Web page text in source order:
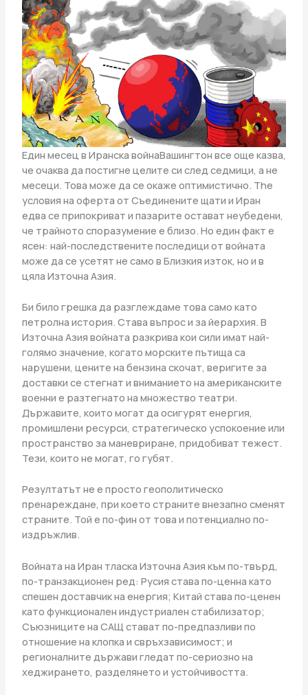
Един месец в Иранска войнаВашингтон все още казва,
че очаква да постигне целите си след седмици, а не
месеци. Това може да се окаже оптимистично. The
условия на оферта от Съединените щати и Иран
едва се припокриват и пазарите остават неубедени,
че трайното споразумение е близо. Но един факт е
ясен: най-последствените последици от войната
може да се усетят не само в Близкия изток, но и в
цяла Източна Азия.
Би било грешка да разглеждаме това само като
петролна история. Става въпрос и за йерархия. В
Източна Азия войната разкрива кои сили имат най-
голямо значение, когато морските пътища са
нарушени, цените на бензина скочат, веригите за
доставки се стегнат и вниманието на американските
военни е разтегнато на множество театри.
Държавите, които могат да осигурят енергия,
промишлени ресурси, стратегическо успокоение или
пространство за маневриране, придобиват тежест.
Тези, които не могат, го губят.
Резултатът не е просто геополитическо
пренареждане, при което страните внезапно сменят
страните. Той е по-фин от това и потенциално по-
издръжлив.
Войната на Иран тласка Източна Азия към по-твърд,
по-транзакционен ред: Русия става по-ценна като
спешен доставчик на енергия; Китай става по-ценен
като функционален индустриален стабилизатор;
Съюзниците на САЩ стават по-предпазливи по
отношение на клопка и свръхзависимост; и
регионалните държави гледат по-сериозно на
хеджирането, разделянето и устойчивостта.